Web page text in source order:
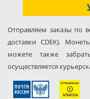
Отправляем заказы по
доставки CDEK).
можете также
осуществляется